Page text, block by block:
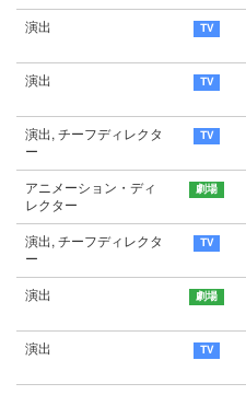
演出
演出
演出, チーフディレクタ
ー
アニメーション・ディ
レクター
演出, チーフディレクタ
ー
演出
演出